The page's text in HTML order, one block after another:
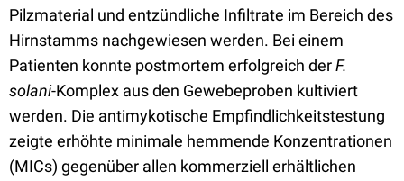
Pilzmaterial und entzündliche Infiltrate im Bereich des
Hirnstamms nachgewiesen werden. Bei einem
Patienten konnte postmortem erfolgreich derF.
solani-Komplex aus den Gewebeproben kultiviert
werden. Die antimykotische Empfindlichkeitstestung
zeigte erhöhte minimale hemmende Konzentrationen
(MICs) gegenüber allen kommerziell erhältlichen